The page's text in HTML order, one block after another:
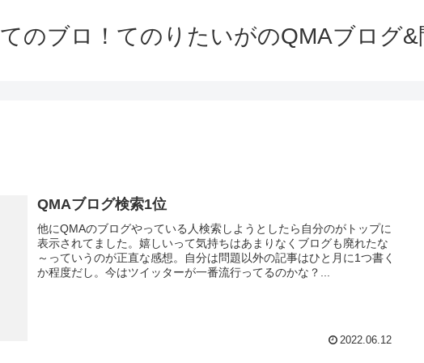
てのブロ！てのりたいがのQMAブログ&
QMAブログ検索1位
他にQMAのブログやっている人検索しようとしたら自分のがトップに
表示されてました。嬉しいって気持ちはあまりなくブログも廃れたな
～っていうのが正直な感想。自分は問題以外の記事はひと月に1つ書く
か程度だし。今はツイッターが一番流行ってるのかな？...
2022.06.12